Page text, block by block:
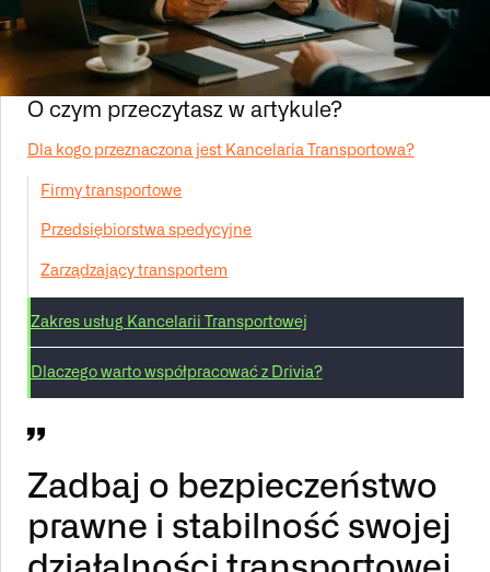
O czym przeczytasz w artykule?
Dla kogo przeznaczona jest Kancelaria Transportowa?
Firmy transportowe
Przedsiębiorstwa spedycyjne
Zarządzający transportem
Zakres usług Kancelarii Transportowej
Dlaczego warto współpracować z Drivia?
Zadbaj o bezpieczeństwo
prawne i stabilność swojej